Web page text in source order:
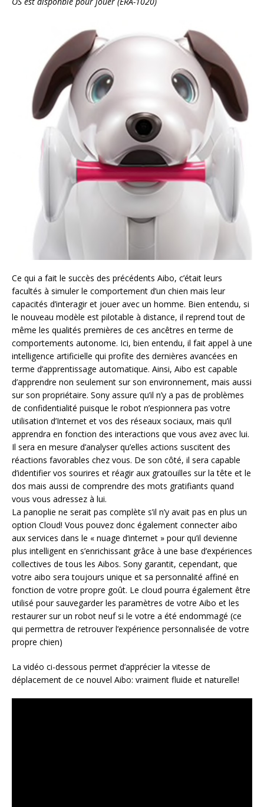
Ce qui a fait le succès des précédents Aibo, c’était leurs
facultés à simuler le comportement d’un chien mais leur
capacités d’interagir et jouer avec un homme. Bien entendu, si
le nouveau modèle est pilotable à distance, il reprend tout de
même les qualités premières de ces ancêtres en terme de
comportements autonome. Ici, bien entendu, il fait appel à une
intelligence artificielle qui profite des dernières avancées en
terme d’apprentissage automatique. Ainsi, Aibo est capable
d’apprendre non seulement sur son environnement, mais aussi
sur son propriétaire. Sony assure qu’il n’y a pas de problèmes
de confidentialité puisque le robot n’espionnera pas votre
utilisation d’Internet et vos des réseaux sociaux, mais qu’il
apprendra en fonction des interactions que vous avez avec lui.
Il sera en mesure d’analyser qu’elles actions suscitent des
réactions favorables chez vous. De son côté, il sera capable
d’identifier vos sourires et réagir aux gratouilles sur la tête et le
dos mais aussi de comprendre des mots gratifiants quand
vous vous adressez à lui.
La panoplie ne serait pas complète s’il n’y avait pas en plus un
option Cloud! Vous pouvez donc également connecter aibo
aux services dans le « nuage d’internet » pour qu’il devienne
plus intelligent en s’enrichissant grâce à une base d’expériences
collectives de tous les Aibos. Sony garantit, cependant, que
votre aibo sera toujours unique et sa personnalité affiné en
fonction de votre propre goût. Le cloud pourra également être
utilisé pour sauvegarder les paramètres de votre Aibo et les
restaurer sur un robot neuf si le votre a été endommagé (ce
qui permettra de retrouver l’expérience personnalisée de votre
propre chien)
La vidéo ci-dessous permet d’apprécier la vitesse de
déplacement de ce nouvel Aibo: vraiment fluide et naturelle!